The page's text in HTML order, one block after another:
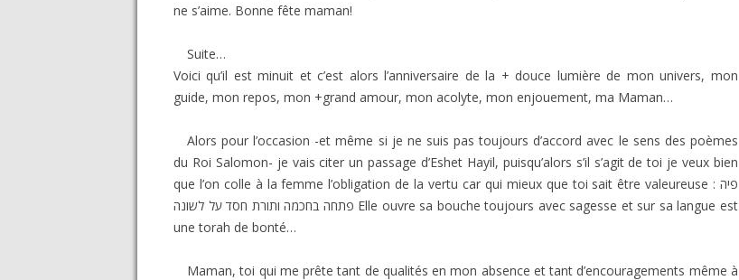
ne s’aime. Bonne fête maman!
Suite…
Voici qu’il est minuit et c’est alors l’anniversaire de la + douce lumière de mon univers, mon
guide, mon repos, mon +grand amour, mon acolyte, mon enjouement, ma Maman…
Alors pour l’occasion -et même si je ne suis pas toujours d’accord avec le sens des poèmes
du Roi Salomon- je vais citer un passage d’Eshet Hayil, puisqu’alors s’il s’agit de toi je veux bien
que l’on colle à la femme l’obligation de la vertu car qui mieux que toi sait être valeureuse : פיה
פתחה בחכמה ותורת חסד על לשונה Elle ouvre sa bouche toujours avec sagesse et sur sa langue est
une torah de bonté…
Maman, toi qui me prête tant de qualités en mon absence et tant d’encouragements même à